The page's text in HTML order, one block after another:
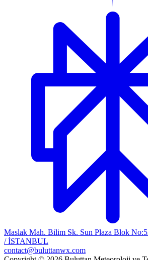
Maslak Mah. Bilim Sk. Sun Plaza Blok
/ İSTANBUL
contact@buluttanwx.com